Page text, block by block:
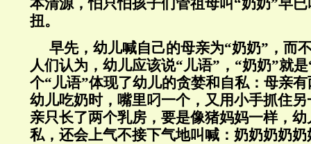
本清源，怕只怕孩子们管祖母叫“奶奶”早
扭。
早先，幼儿喊自己的母亲为“奶奶”，而
人们认为，幼儿应该说“儿语”，“奶奶”就
个“儿语”体现了幼儿的贪婪和自私：母亲
幼儿吃奶时，嘴里叼一个，又用小手抓住
亲只长了两个乳房，要是像猪妈妈一样，
私，还会上气不接下气地叫喊：奶奶奶奶